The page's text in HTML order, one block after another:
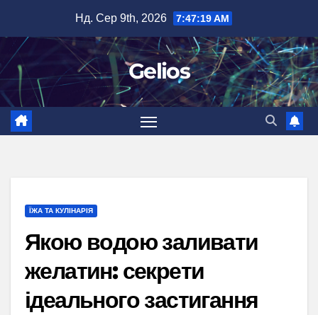
вмісту
Нд. Сер 9th, 2026 7:47:20 AM
Gelios
ЇЖА ТА КУЛІНАРІЯ
Якою водою заливати
желатин: секрети
ідеального застигання